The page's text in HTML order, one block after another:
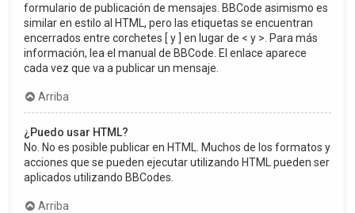
formulario de publicación de mensajes. BBCode asimismo es
similar en estilo al HTML, pero las etiquetas se encuentran
encerrados entre corchetes [ y ] en lugar de < y >. Para más
información, lea el manual de BBCode. El enlace aparece
cada vez que va a publicar un mensaje.
Arriba
¿Puedo usar HTML?
No. No es posible publicar en HTML. Muchos de los formatos y
acciones que se pueden ejecutar utilizando HTML pueden ser
aplicados utilizando BBCodes.
Arriba